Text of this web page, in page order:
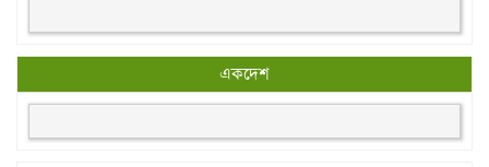
একদেশ